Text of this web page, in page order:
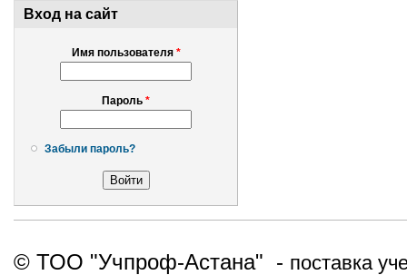
Вход на сайт
Имя пользователя *
Пароль *
Забыли пароль?
© ТОО "Учпроф-Астана" - поставка